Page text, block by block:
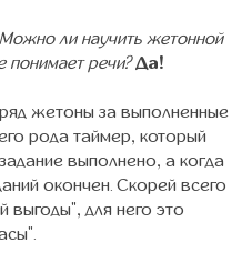
Можно ли научить жетонной
понимает речи?Да!
жетоны за выполненные
рода таймер, который
выполнено, а когда
окончен. Скорей всего
выгоды", для него это